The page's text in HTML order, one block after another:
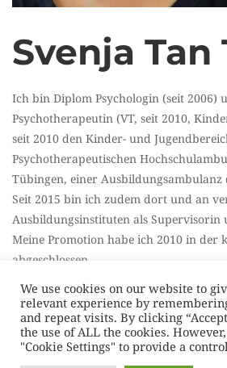
Svenja Tan
Ich bin Diplom Psychologin (seit 2006)
Psychotherapeutin (VT, seit 2010,
seit 2010 den Kinder- und
Psychotherapeutischen
Tübingen, einer Ausbildungsambulanz
Seit 2015 bin ich zudem dort und an
Ausbildungsinstituten als Supervisorin
Meine Promotion habe ich 2010 in der
abgeschlossen.
Meine Arbeitsschwerpunkte liegen v.a.
Kinder- und Jugendbereich.
Ich bin Mitglied des
2021 eine Gesellschafterin der TAKT.
We use cookies on our website to
relevant experience by
and repeat visits. By clicking
the use of ALL the cookies.
"Cookie Settings" to provide a